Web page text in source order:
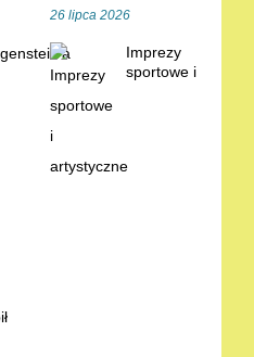
26 lipca 2026
Imprezy
sportowe i